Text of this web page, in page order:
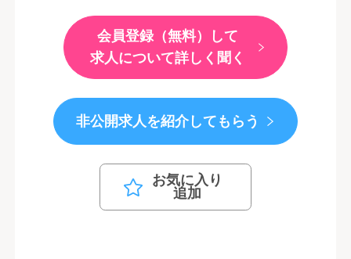
会員登録（無料）して
求人について詳しく聞く
非公開求人を紹介してもらう
お気に入り
追加